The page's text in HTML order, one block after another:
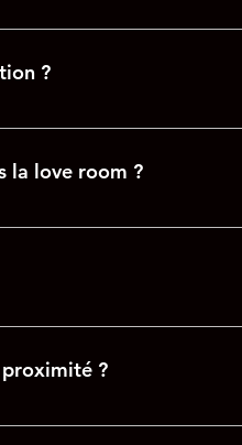
de la location.
?
sur le parking public
la love room ?
fumeur. Il n'est donc pas
apéritives à base de
?
Erasme » : A 20mn situé